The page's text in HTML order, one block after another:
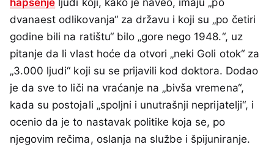
hapšenje ljudi koji, kako je naveo, imaju „po
dvanaest odlikovanja“ za državu i koji su „po četiri
godine bili na ratištu“ bilo „gore nego 1948.“, uz
pitanje da li vlast hoće da otvori „neki Goli otok“ za
„3.000 ljudi“ koji su se prijavili kod doktora. Dodao
je da sve to liči na vraćanje na „bivša vremena“,
kada su postojali „spoljni i unutrašnji neprijatelji“, i
ocenio da je to nastavak politike koja se, po
njegovim rečima, oslanja na službe i špijuniranje.